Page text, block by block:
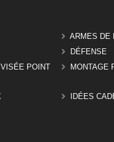
ARMES DE
DÉFENSE
POINT
MONTAGE
IDÉES